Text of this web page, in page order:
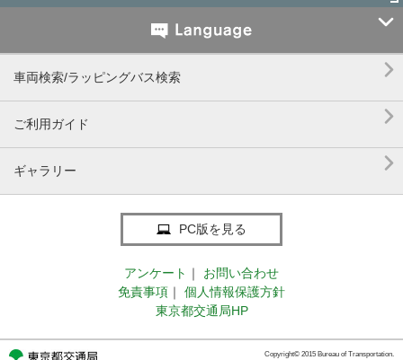

車両検索/ラッピングバス検索 
ご利用ガイド 
ギャラリー 
PC版を見る
アンケート ｜
お問い合わせ
免責事項 ｜
個人情報保護方針
東京都交通局HP
Copyright© 2015 Bureau of Transportation.